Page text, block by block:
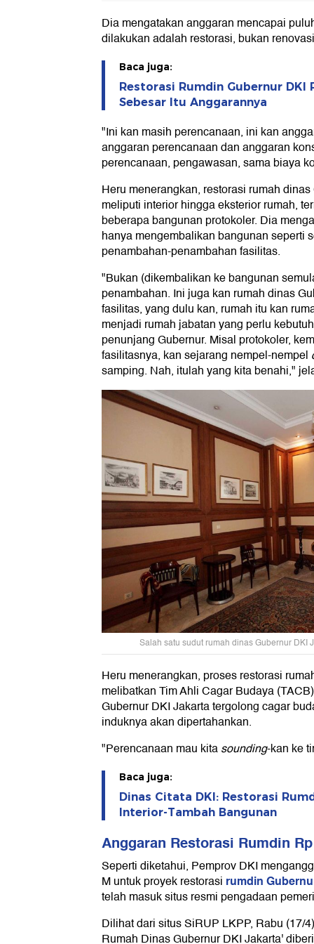
Dia mengatakan anggaran mencapai
dilakukan adalah restorasi, bukan
Baca juga:
Restorasi Rumdin Gubernur DKI
Sebesar Itu Anggarannya
"Ini kan masih perencanaan, ini kan
anggaran perencanaan dan anggaran
perencanaan, pengawasan, sama biaya
Heru menerangkan, restorasi rumah
meliputi interior hingga eksterior rumah,
beberapa bangunan protokoler. Dia
hanya mengembalikan bangunan seperti
penambahan-penambahan fasilitas.
"Bukan (dikembalikan ke bangunan
penambahan. Ini juga kan rumah dinas
fasilitas, yang dulu kan, rumah itu kan
menjadi rumah jabatan yang perlu
penunjang Gubernur. Misal protokoler,
fasilitasnya, kan sejarang nempel-nempel
samping. Nah, itulah yang kita benahi,"
Salah satu sudut rumah dinas Gubernur DKI
Heru menerangkan, proses restorasi
melibatkan Tim Ahli Cagar Budaya
Gubernur DKI Jakarta tergolong cagar
induknya akan dipertahankan.
"Perencanaan mau kitasounding-kan ke
Baca juga:
Dinas Citata DKI: Restorasi
Interior-Tambah Bangunan
Anggaran Restorasi Rumdin
Seperti diketahui, Pemprov DKI
M untuk proyek restorasi rumdin
telah masuk situs resmi pengadaan
Dilihat dari situs SiRUP LKPP, Rabu (17/
Rumah Dinas Gubernur DKI Jakarta'